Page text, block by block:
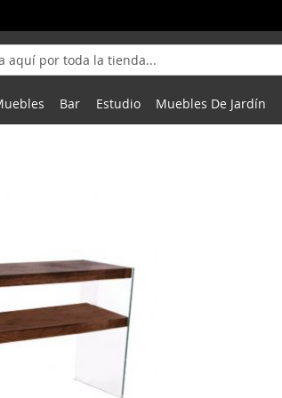
Bar Estudio Muebles De Jardín